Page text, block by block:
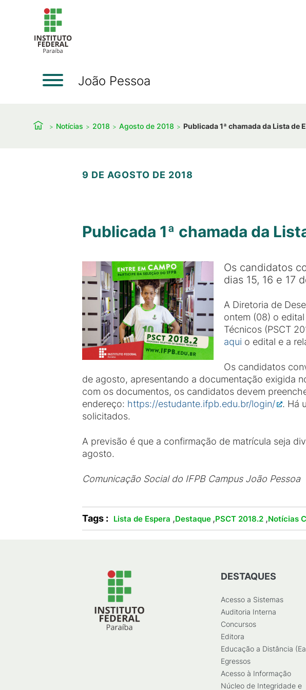
João Pessoa
Notícias 2018 Agosto de 2018 Publicada 1ª chamada da Lista de
9 DE AGOSTO DE 2018
Publicada 1ª chamada da
Os candidatos
dias 15, 16 e 17
A Diretoria de
ontem (08) o
Técnicos (PSCT
aqui o edital e a
Os candidatos
de agosto, apresentando a documentação exigida
com os documentos, os candidatos devem
endereço: https://estudante.ifpb.edu.br/login/ . Há
solicitados.
A previsão é que a confirmação de matrícula seja
agosto.
Comunicação Social do IFPB Campus João Pessoa
Tags : Lista de Espera ,Destaque ,PSCT 2018.2 ,Notícias
DESTAQUES
Acesso a Sistemas
Auditoria Interna
Concursos
Editora
Educação a Distância
Egressos
Acesso à Informação
Núcleo de Integridade e